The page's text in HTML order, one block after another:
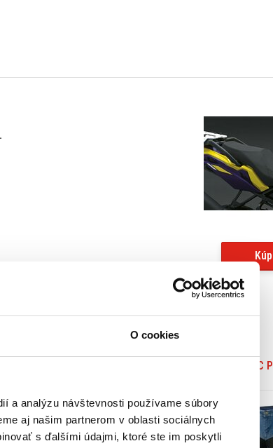
O cookies
a analýzu návštevnosti používame súbory
aj našim partnerom v oblasti sociálnych
s ďalšími údajmi, ktoré ste im poskytli
VIAC